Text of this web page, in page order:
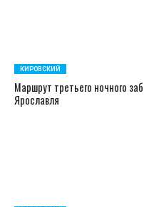
КИРОВСКИЙ
Маршрут третьего ночного
Ярославля